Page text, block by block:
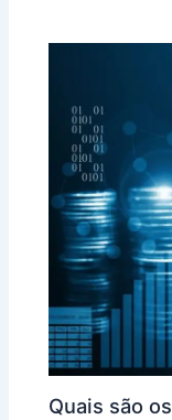
Quais são